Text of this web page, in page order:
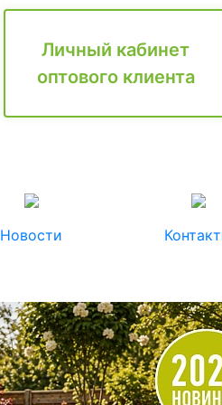
Личный кабинет
оптового клиента
Новости